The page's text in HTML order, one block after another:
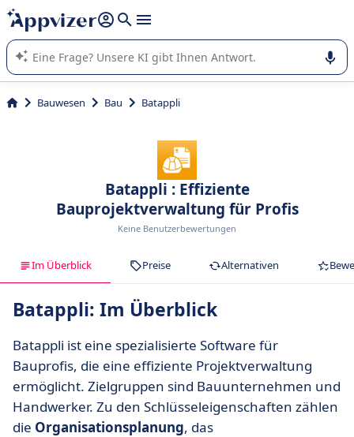
beantworten (mehrere Zeilen mit
Die KI von Appvizer führt Sie bei der Nutzung oder Auswahl
von SaaS-Software in Unternehmen.
Bauwesen Bau Batappli
Batappli : Effiziente
Bauprojektverwaltung für Profis
Keine Benutzerbewertungen
Im Überblick Preise Alternativen
Batappli: Im Überblick
Batappli ist eine spezialisierte Software für
Bauprofis, die eine effiziente Projektverwaltung
ermöglicht. Zielgruppen sind Bauunternehmen und
Handwerker. Zu den Schlüsseleigenschaften zählen
die Organisationsplanung, das